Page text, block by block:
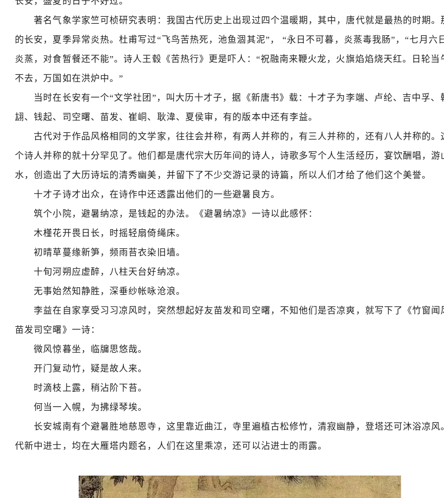
著名气象学家竺可桢研究表明：我国古代历史上出现过四个温暖期，其中，唐代就是最热的时期。
的长安，夏季异常炎热。杜甫写过“飞鸟苦热死，池鱼涸其泥”， “永日不可暮，炎蒸毒我肠”，“七月六
炎蒸，对食暂餐还不能”。诗人王毂《苦热行》更是吓人：“祝融南来鞭火龙，火旗焰焰烧天红。日轮当
不去，万国如在洪炉中。”
当时在长安有一个“文学社团”，叫大历十才子，据《新唐书》载：十才子为李端、卢纶、吉中孚、
翃、钱起、司空曙、苗发、崔峒、耿湋、夏侯审，有的版本中还有李益。
古代对于作品风格相同的文学家，往往会并称，有两人并称的，有三人并称的，还有八人并称的。
个诗人并称的就十分罕见了。他们都是唐代宗大历年间的诗人，诗歌多写个人生活经历，宴饮酬唱，游
水，创造出了大历诗坛的清秀幽美，并留下了不少交游记录的诗篇，所以人们才给了他们这个美誉。
十才子诗才出众，在诗作中还透露出他们的一些避暑良方。
筑个小院，避暑纳凉，是钱起的办法。《避暑纳凉》一诗以此感怀：
木槿花开畏日长，时摇轻扇倚绳床。
初晴草蔓缘新笋，频雨苔衣染旧墙。
十旬河朔应虚醉，八柱天台好纳凉。
无事始然知静胜，深垂纱帐咏沧浪。
李益在自家享受习习凉风时，突然想起好友苗发和司空曙，不知他们是否凉爽，就写下了《竹窗闻
苗发司空曙》一诗：
微风惊暮坐，临牖思悠哉。
开门复动竹，疑是故人来。
时滴枝上露，稍沾阶下苔。
何当一入幌，为拂绿琴埃。
长安城南有个避暑胜地慈恩寺，这里靠近曲江，寺里遍植古松修竹，清寂幽静，登塔还可沐浴凉风
代新中进士，均在大雁塔内题名，人们在这里乘凉，还可以沾进士的雨露。